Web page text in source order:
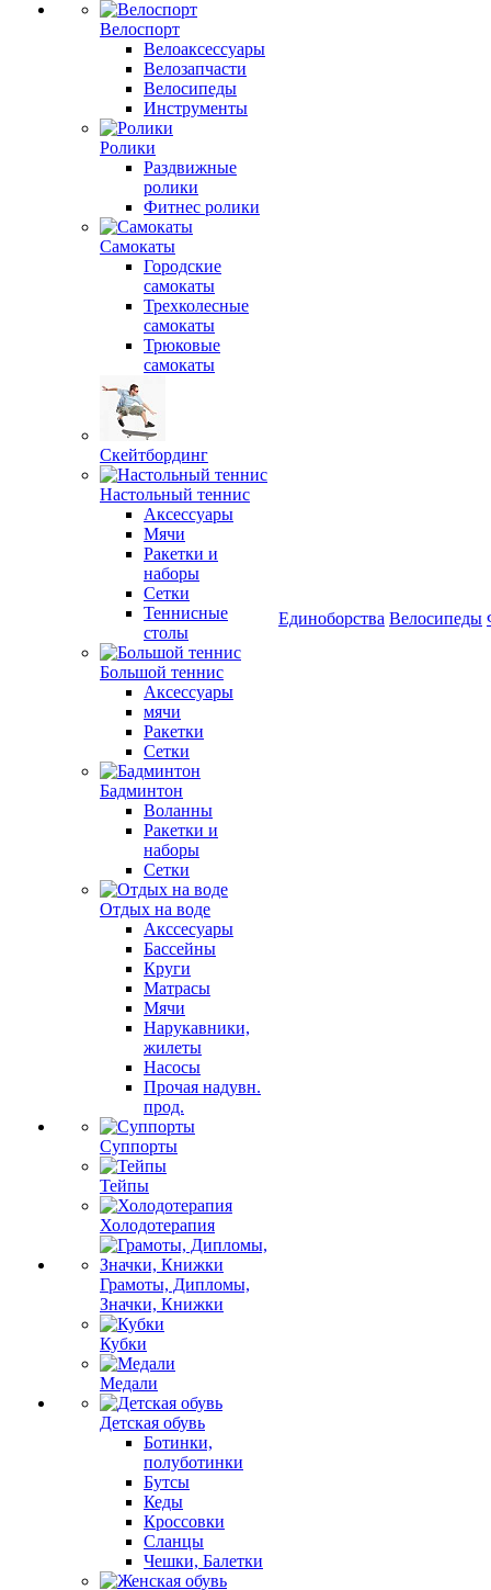
Велоспорт
Велоаксессуары
Велозапчасти
Велосипеды
Инструменты
Ролики
Раздвижные
ролики
Фитнес ролики
Самокаты
Городские
самокаты
Трехколесные
самокаты
Трюковые
самокаты
Скейтбординг
Настольный теннис
Аксессуары
Мячи
Ракетки и
наборы
Сетки
Теннисные
столы
Большой теннис
Аксессуары
мячи
Ракетки
Сетки
Бадминтон
Воланны
Ракетки и
наборы
Сетки
Отдых на воде
Акссесуары
Бассейны
Круги
Матрасы
Мячи
Нарукавники,
жилеты
Насосы
Прочая надувн.
прод.
Суппорты
Тейпы
Холодотерапия
Грамоты, Дипломы,
Значки, Книжки
Кубки
Медали
Детская обувь
Ботинки,
полуботинки
Бутсы
Кеды
Кроссовки
Сланцы
Чешки, Балетки
Единоборства Велосипеды